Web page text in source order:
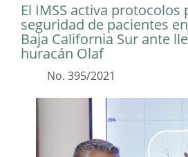
El IMSS activa protocolos
seguridad de pacientes
Baja California Sur ante
huracán Olaf
No. 395/2021